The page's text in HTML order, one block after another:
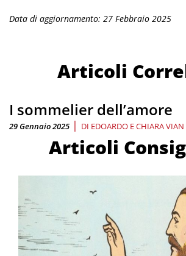
Data di aggiornamento: 27 Febbraio 2025
Articoli
I sommelier dell’amore
29 Gennaio 2025 | DI EDOARDO E CHIARA VIAN
Articoli